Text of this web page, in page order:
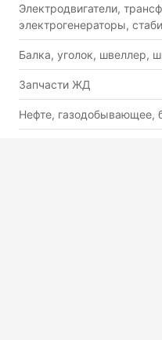
Электродвигатели,
электрогенераторы,
Балка, уголок, швеллер,
Запчасти ЖД
Нефте, газодобывающее,